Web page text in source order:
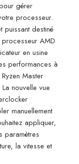
gérer
processeur.
puissant destiné
AMD
en usine
performances à
Master
nouvelle vue
manuellement
appliquer,
paramètres
la vitesse et